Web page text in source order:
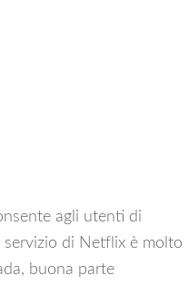
agli utenti di
di Netflix è molto
buona parte